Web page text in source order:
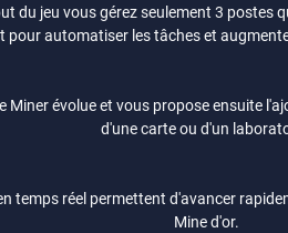
du jeu vous gérez seulement 3 postes
pour automatiser les tâches et
Miner évolue et vous propose ensuite
d'une carte ou d'un
temps réel permettent d'avancer
Mine d'or.